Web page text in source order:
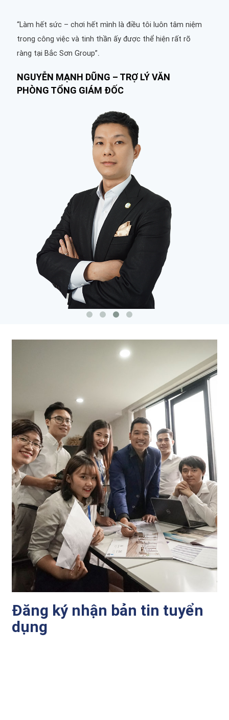
“Làm hết sức – chơi hết mình là điều tôi luôn tâm niệm
trong công việc và tinh thần ấy được thể hiện rất rõ
ràng tại Bắc Sơn Group”.
NGUYỄN MẠNH DŨNG – TRỢ LÝ VĂN
PHÒNG TỔNG GIÁM ĐỐC
Đăng ký nhận bản tin tuyển
dụng